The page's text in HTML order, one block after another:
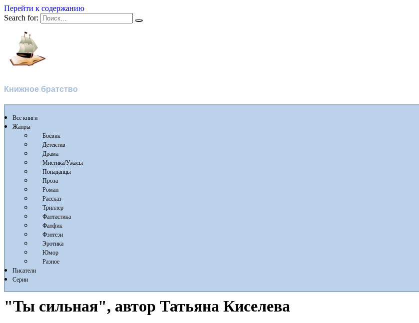
Перейти к содержанию
Search for:
Книжное братство
Все книги
Жанры
Боевик
Детектив
Драма
Мистика/Ужасы
Попаданцы
Проза
Роман
Рассказ
Триллер
Фантастика
Фанфик
Фэнтези
Эротика
Юмор
Разное
Писатели
Серии
"Ты сильная", автор Татьяна Киселева